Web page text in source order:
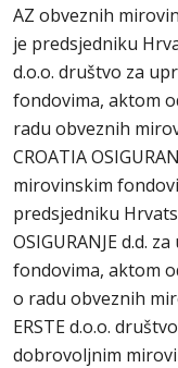
AZ obveznih
je predsjedniku
d.o.o. društvo za
fondovima, aktom
radu obveznih
CROATIA
mirovinskim
predsjedniku
OSIGURANJE d.d.
fondovima, aktom
o radu obveznih
ERSTE d.o.o.
dobrovoljnim